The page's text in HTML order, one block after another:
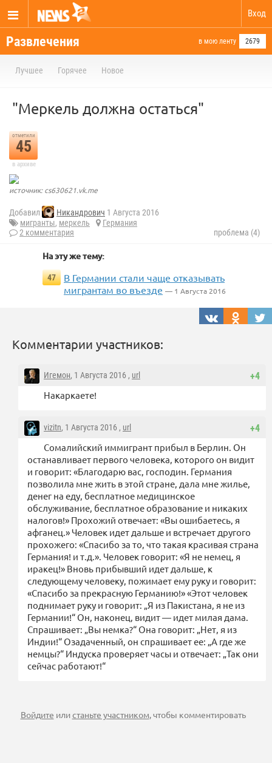
Вход
Развлечения в мою ленту 2679
Лучшее Горячее Новое
"Меркель должна остаться"
отметили
45
в архиве
источник: cs630621.vk.me
Добавил Никандрович 1 Августа 2016
мигранты, меркель
Германия
2 комментария
проблема (4)
На эту же тему:
47
В Германии стали чаще отказывать
мигрантам во въезде — 1 Августа 2016
Комментарии участников:
+4
Игемон, 1 Августа 2016 , url
Накаркаете!
+4
vizitn, 1 Августа 2016 , url
Сомалийский иммигрант прибыл в Берлин. Он
останавливает первого человека, которого он видит
и говорит: «Благодарю вас, господин. Германия
позволила мне жить в этой стране, дала мне жилье,
денег на еду, бесплатное медицинское
обслуживание, бесплатное образование и никаких
налогов!» Прохожий отвечает: «Вы ошибаетесь, я
афганец.» Человек идет дальше и встречает другого
прохожего: «Спасибо за то, что такая красивая страна
Германия! и т.д.». Человек говорит: «Я не немец, я
иракец!» Вновь прибывший идет дальше, к
следующему человеку, пожимает ему руку и говорит:
«Спасибо за прекрасную Германию!» «Этот человек
поднимает руку и говорит: „Я из Пакистана, я не из
Германии!“ Он, наконец, видит — идет милая дама.
Спрашивает: „Вы немка?“ Она говорит: „Нет, я из
Индии!“ Озадаченный, он спрашивает ее: „А где же
немцы?“ Индуска проверяет часы и отвечает: „Так они
сейчас работают!“
Войдите илистаньте участником, чтобы комментировать